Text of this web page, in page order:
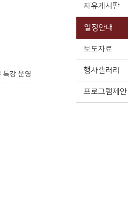
자유게시판
일정안내
보도자료
행사갤러리
프로그램제안
특강 운영